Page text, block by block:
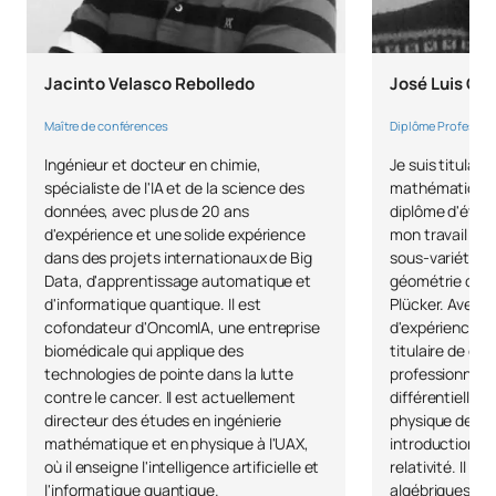
COURS À OPTION
Code Matières Caractère*
TOTAL:
Liste des cours optionnels
DEUXIÈME PÉRIODE DE QUATRE MOIS
Code Matières Caractère* ECTS
C0442630
Science des
mégadonnées / Big Data
6
Jacinto Velasco Rebolledo
Maître de conférences
Ingénieur et docteur en chimie,
spécialiste de l'IA et de la science des
données, avec plus de 20 ans
d'expérience et une solide expérience
dans des projets internationaux de Big
Data, d'apprentissage automatique et
d'informatique quantique. Il est
cofondateur d'OncomIA, une entreprise
biomédicale qui applique des
technologies de pointe dans la lutte
contre le cancer. Il est actuellement
directeur des études en ingénierie
mathématique et en physique à l'UAX,
où il enseigne l'intelligence artificielle et
l'informatique quantique.
José Luis
Diplôme
Je suis
diplôme
mon travail
sous-variétés
géométrie de
Plücker. Avec
d'expérience
titulaire de
différentielles
physique des
introduction à
relativité. Il
algébriques,